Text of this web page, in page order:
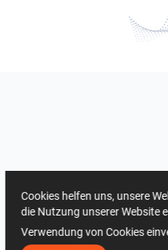
Cookies helfen uns, unsere
die Nutzung unserer Website
Verwendung von Cookies